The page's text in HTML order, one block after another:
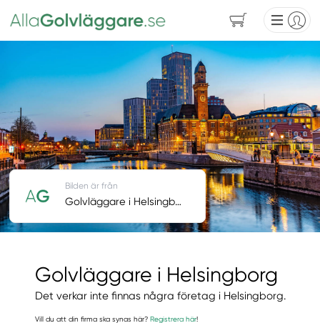
Golvläggare i Helsingborg
Det verkar inte finnas några företag i Helsingborg.
Vill du att din firma ska synas här? Registrera här!
Bilden är från
Golvläggare i Helsingborg